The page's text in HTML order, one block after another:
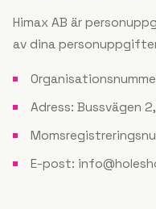
Himax AB är
av dina
Adress: Bussvägen
E-post: